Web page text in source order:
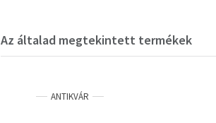
Az általad megtekintett termékek
ANTIKVÁR